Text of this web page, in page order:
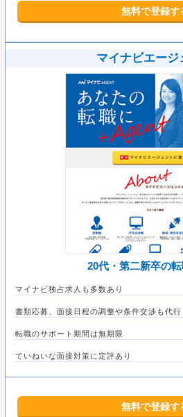
無料で登録す
マイナビエージ
20代・第二新卒の
マイナビ独占求人も多数あり
書類応募、面接日程の調整や条件交渉も代行
転職のサポート期間は無期限
ていねいな面接対策に定評あり
無料で登録す